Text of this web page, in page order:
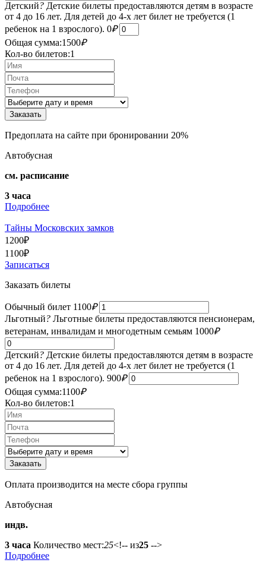
Детский? Детские билеты предоставляются детям в возрасте
от 4 до 16 лет. Для детей до 4-х лет билет не требуется (1
ребенок на 1 взрослого). 0₽
Общая сумма:1500₽
Кол-во билетов:1
Предоплата на сайте при бронировании 20%
Автобусная
см. расписание
3 часа
Подробнее
Тайны Московских замков
1200₽
1100₽
Записаться
Заказать билеты
Обычный билет 1100₽
Льготный? Льготные билеты предоставляются пенсионерам,
ветеранам, инвалидам и многодетным семьям 1000₽
Детский? Детские билеты предоставляются детям в возрасте
от 4 до 16 лет. Для детей до 4-х лет билет не требуется (1
ребенок на 1 взрослого). 900₽
Общая сумма:1100₽
Кол-во билетов:1
Оплата производится на месте сбора группы
Автобусная
индв.
3 часа Количество мест:25<!-- из25 -->
Подробнее